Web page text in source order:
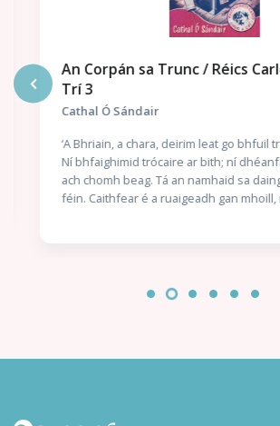
An Corpán sa Trunc / Réics
Trí 3
Cathal Ó Sándair
‘A Bhriain, a chara, deirim leat go bhfuil
Ní bhfaighimid trócaire ar bith; ní
ach chomh beag. Tá an namhaid sa
féin. Caithfear é a ruaigeadh gan mhoill,
Ó Conchubhair, Cheannaire an Bhrainse
gur teachtaireacht dó féin atá sa